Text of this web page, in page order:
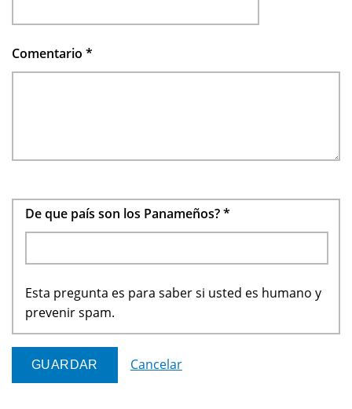
Comentario *
De que país son los Panameños?*
Esta pregunta es para saber si usted es humano y
prevenir spam.
Cancelar